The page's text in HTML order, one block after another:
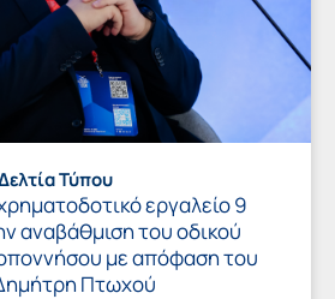
Τύπου
εργαλείο 9
αναβάθμιση του οδικού
με απόφαση του
Πτωχού